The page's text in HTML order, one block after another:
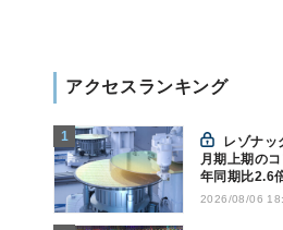
アクセスランキング
月期上期の
年同期比2.6
AI向け半導
2026/08/06